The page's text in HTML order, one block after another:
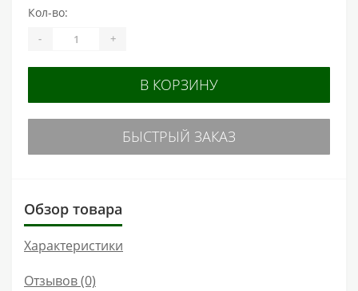
Кол-во:
- +
В КОРЗИНУ
БЫСТРЫЙ ЗАКАЗ
Обзор товара
Характеристики
Отзывов (0)